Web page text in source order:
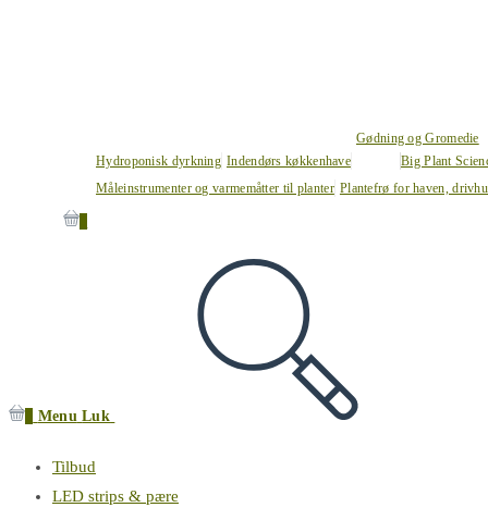
Hydroponisk dyrkning Indendørs køkkenhave
Gødning og Gromedie
Big Plant
Måleinstrumenter og varmemåtter til planter Plantefrø for haven,
Menu Luk
Tilbud
LED strips & pære